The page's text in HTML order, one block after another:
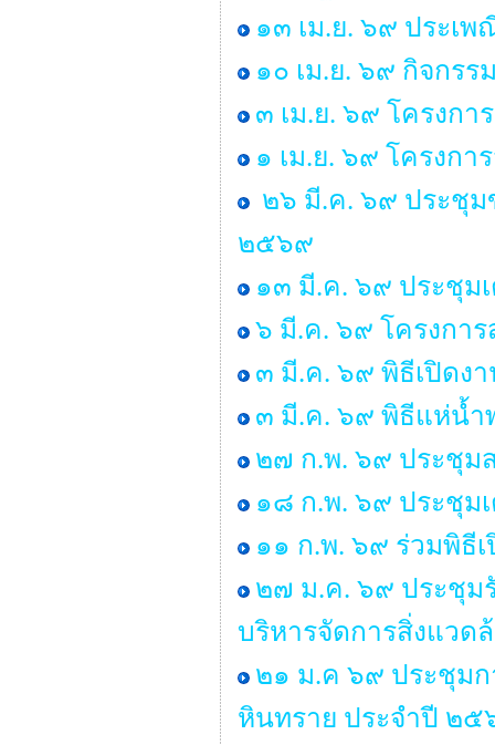
๑๓ เม.ย. ๖๙ ประเ
๑๐ เม.ย. ๖๙ กิจกร
๓ เม.ย. ๖๙ โครงก
๑ เม.ย. ๖๙ โครงก
๒๖ มี.ค. ๖๙ ประชุม
๒๕๖๙
๑๓ มี.ค. ๖๙ ประชุม
๖ มี.ค. ๖๙ โครงกา
๓ มี.ค. ๖๙ พิธีเปิดง
๓ มี.ค. ๖๙ พิธีแห่น้ำ
๒๗ ก.พ. ๖๙ ประชุม
๑๘ ก.พ. ๖๙ ประชุม
๑๑ ก.พ. ๖๙ ร่วมพิธี
๒๗ ม.ค. ๖๙ ประชุม
บริหารจัดการสิ่งแวด
๒๑ ม.ค ๖๙ ประชุมก
หินทราย ประจำปี ๒๕